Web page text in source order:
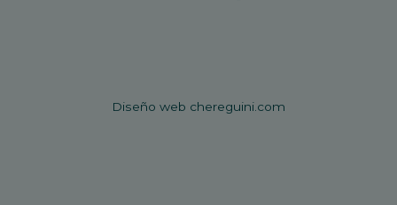
Diseño web chereguini.com